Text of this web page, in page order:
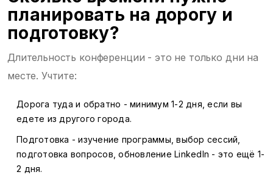
планировать на дорогу и
подготовку?
Длительность конференции - это не только дни на
месте. Учтите:
Дорога туда и обратно - минимум 1-2 дня, если вы
едете из другого города.
Подготовка - изучение программы, выбор сессий,
подготовка вопросов, обновление LinkedIn - это ещё 1-
2 дня.